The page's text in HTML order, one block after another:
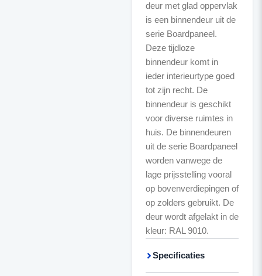
deur met glad oppervlak
is een binnendeur uit de
serie Boardpaneel.
Deze tijdloze
binnendeur komt in
ieder interieurtype goed
tot zijn recht. De
binnendeur is geschikt
voor diverse ruimtes in
huis. De binnendeuren
uit de serie Boardpaneel
worden vanwege de
lage prijsstelling vooral
op bovenverdiepingen of
op zolders gebruikt. De
deur wordt afgelakt in de
kleur: RAL 9010.
Specificaties